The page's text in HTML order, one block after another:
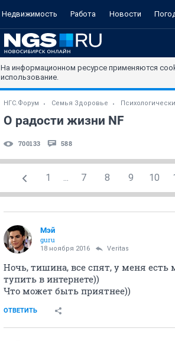
Недвижимость Работа Новости
На информационном ресурсе применяются
использование.
НГС.Форум Семья Здоровье
О радости жизни NF
700133 588
1 ... 7 8 9 10
Мэй
guru
18 ноября 2016 Veritas
Ночь, тишина, все спят, у меня есть
тупить в интернете))
Что может быть приятнее))
ОТВЕТИТЬ